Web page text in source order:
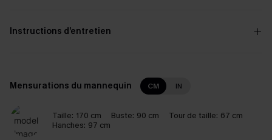
Instructions d’entretien
Mensurations du mannequin CM IN
Taille: 170 cm Buste: 90 cm Tour de taille: 67 cm
Hanches: 97 cm